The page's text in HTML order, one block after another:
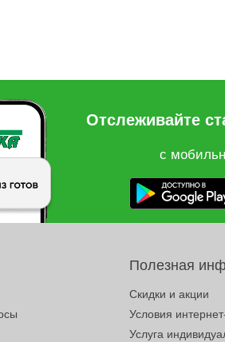
Отслеживайте
с
Полезная
Скидки и акции
Условия
Услуга